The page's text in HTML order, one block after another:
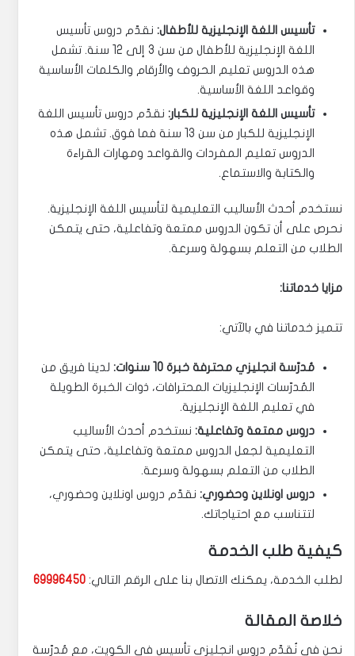
تأسيس اللغة الإنجليزية للأطفال: نقدّم دروس تأسيس
اللغة الإنجليزية للأطفال من سن 3 إلى 12 سنة. تشمل
هذه الدروس تعليم الحروف والأرقام والكلمات الأساسية
وقواعد اللغة الأساسية.
تأسيس اللغة الإنجليزية للكبار: نقدّم دروس تأسيس اللغة
الإنجليزية للكبار من سن 13 سنة فما فوق. تشمل هذه
الدروس تعليم المفردات والقواعد ومهارات القراءة
والكتابة والاستماع.
نستخدم أحدث الأساليب التعليمية لتأسيس اللغة الإنجليزية.
نحرص على أن تكون الدروس ممتعة وتفاعلية، حتى يتمكن
الطلاب من التعلم بسهولة وسرعة.
مزايا خدماتنا:
تتميز خدماتنا في بالآتي:
مُدرّسة انجليزي محترفة خبرة 10 سنوات:
لدينا فريق من
المُدرّسات الإنجليزيات المحترافات، ذوات الخبرة الطويلة
في تعليم اللغة الإنجليزية.
دروس ممتعة وتفاعلية: نستخدم أحدث الأساليب
التعليمية لجعل الدروس ممتعة وتفاعلية، حتى يتمكن
الطلاب من التعلم بسهولة وسرعة.
دروس اونلاين وحضوري: نقدّم دروس اونلاين وحضوري،
لتتناسب مع احتياجاتك.
كيفية طلب الخدمة
لطلب الخدمة، يمكنك الاتصال بنا على الرقم التالي: 69996450
خلاصة المقالة
نحن في نُقدّم دروس انجليزي تأسيس في الكويت، مع مُدرّسة